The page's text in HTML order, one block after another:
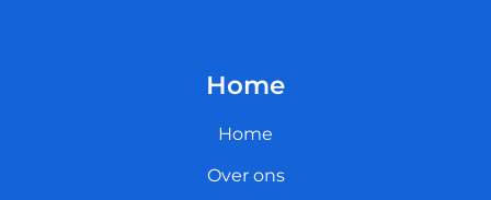
Home
Home
Over ons